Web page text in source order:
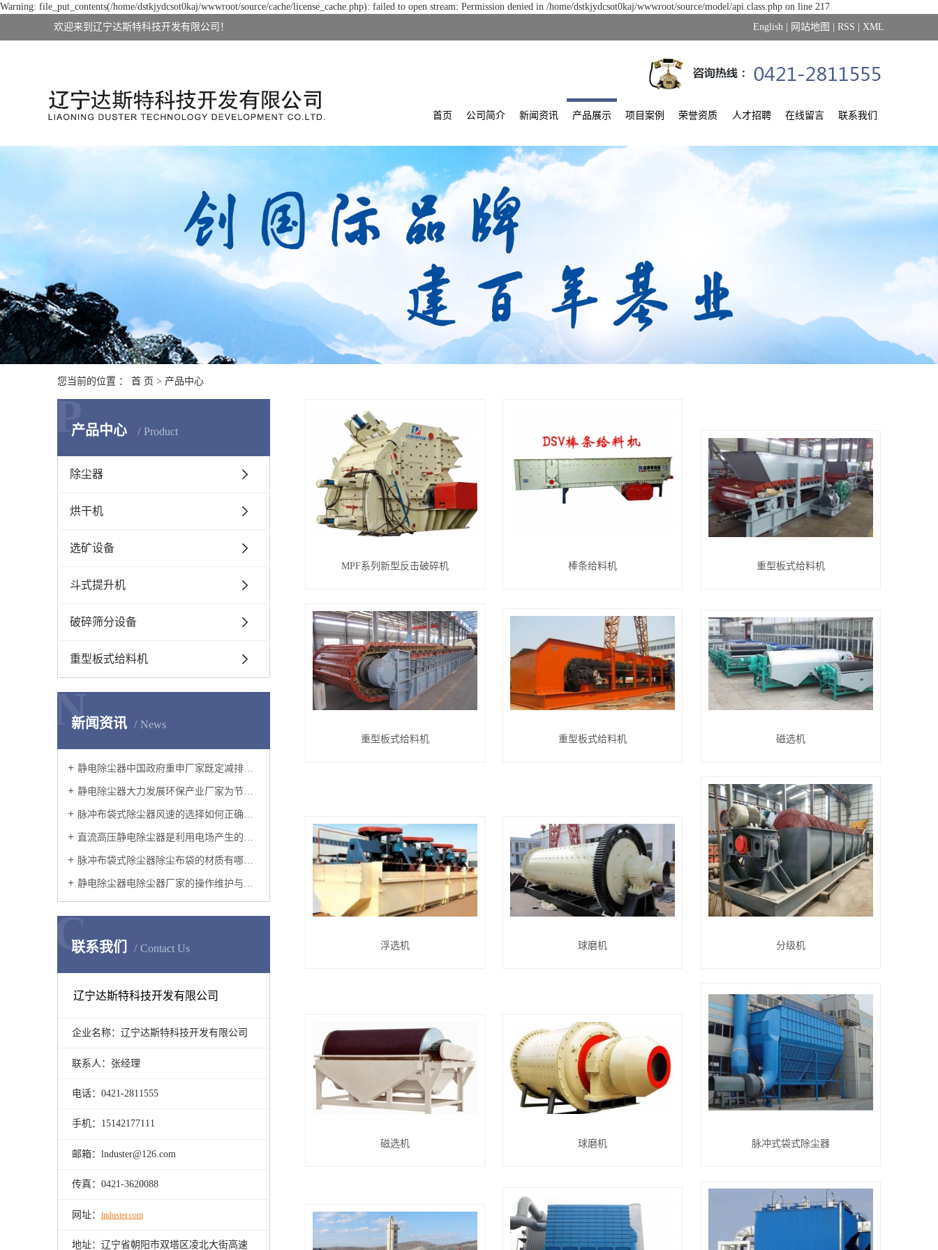
Warning: file_put_contents(/home/dstkjydcsot0kaj/wwwroot/source/cache/license_cache.php): failed to open stream: Permission denied in /home/dstkjydcsot0kaj/wwwroot/source/model/api.class.php on line 217
欢迎来到辽宁达斯特科技开发有限公司！
English 网站地图 RSS XML
首页 公司简介 新闻资讯 产品展示 项目案例 荣誉资质 人才招聘 在线留言 联系我们
您当前的位置 ： 首 页 > 产品中心
产品中心 Product
P
除尘器
烘干机
选矿设备
斗式提升机
破碎筛分设备
重型板式给料机
新闻资讯 News
N
静电除尘器中国政府重申厂家既定减排承诺
静电除尘器大力发展环保产业厂家为节能减排提供强有力的技术支持
脉冲布袋式除尘器风速的选择如何正确地选择过滤风速呢?
直流高压静电除尘器是利用电场产生的电力使尘粒从气流中分离的设备
脉冲布袋式除尘器除尘布袋的材质有哪些？
静电除尘器电除尘器厂家的操作维护与改造
联系我们 Contact Us
C
辽宁达斯特科技开发有限公司
企业名称：辽宁达斯特科技开发有限公司
联系人：张经理
电话：0421-2811555
手机：15142177111
邮箱：lnduster@126.com
传真：0421-3620088
网址： lnduster.com
地址：辽宁省朝阳市双塔区凌北大街高速
MPF系列新型反击破碎机 棒条给料机 重型板式给料机
重型板式给料机 重型板式给料机 磁选机
浮选机 球磨机 分级机
磁选机 球磨机 脉冲式袋式除尘器